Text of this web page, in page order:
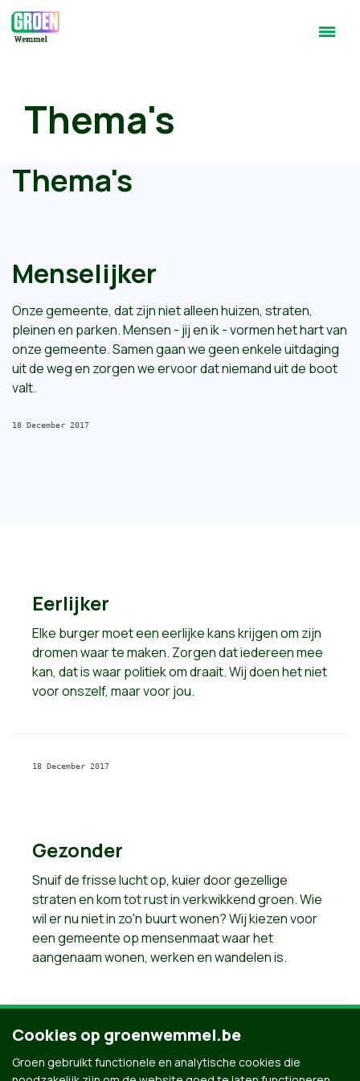
Thema's
Thema's
Menselijker
Onze gemeente, dat zijn niet alleen huizen, straten,
pleinen en parken.Mensen - jij en ik - vormen het hart van
onze gemeente. Samen gaan we geen enkele uitdaging
uit de weg en zorgen we ervoor dat niemand uit de boot
valt.
18 December 2017
Eerlijker
Elke burger moet een eerlijke kans krijgen om zijn
dromen waar te maken. Zorgen dat iedereen mee
kan, dat is waar politiek om draait. Wij doen het niet
voor onszelf, maar voor jou.
18 December 2017
Gezonder
Snuif de frisse lucht op, kuier door gezellige
straten en kom tot rust in verkwikkend groen. Wie
wil er nu niet in zo'n buurt wonen? Wij kiezen voor
een gemeente op mensenmaat waar het
aangenaam wonen, werken en wandelen is.
18 December 2017
Cookies op groenwemmel.be
Groen gebruikt functionele en analytische cookies die